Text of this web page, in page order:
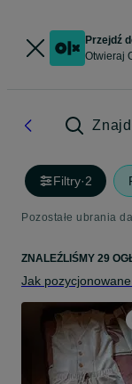
Przejdź
Otwieraj
Filtry·2
Pozostałe ubrania
ZNALEŹLIŚMY 29
Jak